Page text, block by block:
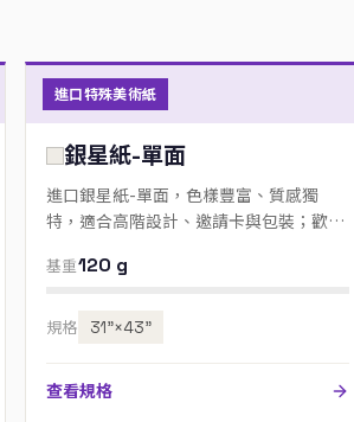
進口特殊美術紙
銀星紙-單面
進口銀星紙-單面，色樣豐富、質感獨
特，適合高階設計、邀請卡與包裝；歡迎
基重120 g
規格 31”×43”
查看規格